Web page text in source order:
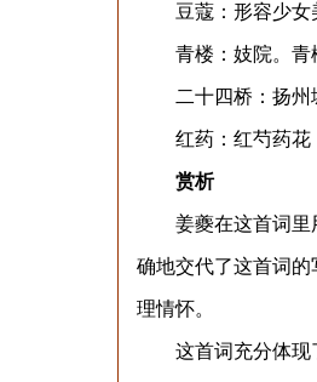
豆蔻：形容少女美
青楼：妓院。青楼
二十四桥：扬州城
红药：红芍药花，
赏析
姜夔在这首词里用
确地交代了这首词
理情怀。
这首词充分体现了